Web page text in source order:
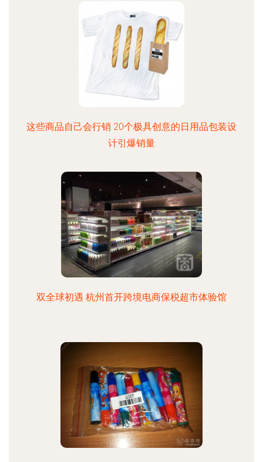
这些商品自己会行销 20个极具创意的日用品包装设
计引爆销量
双全球初遇 杭州首开跨境电商保税超市体验馆